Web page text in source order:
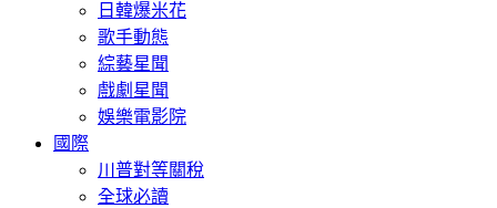
日韓爆米花
歌手動態
綜藝星聞
戲劇星聞
娛樂電影院
國際
川普對等關稅
全球必讀